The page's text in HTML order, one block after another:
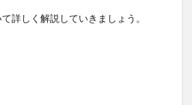
詳しく解説していきましょう。